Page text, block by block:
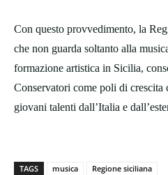
Con questo provvedimento, la
che non guarda soltanto alla
formazione artistica in Sicilia,
Conservatori come poli di crescita
giovani talenti dall’Italia e
TAGS musica Regione siciliana